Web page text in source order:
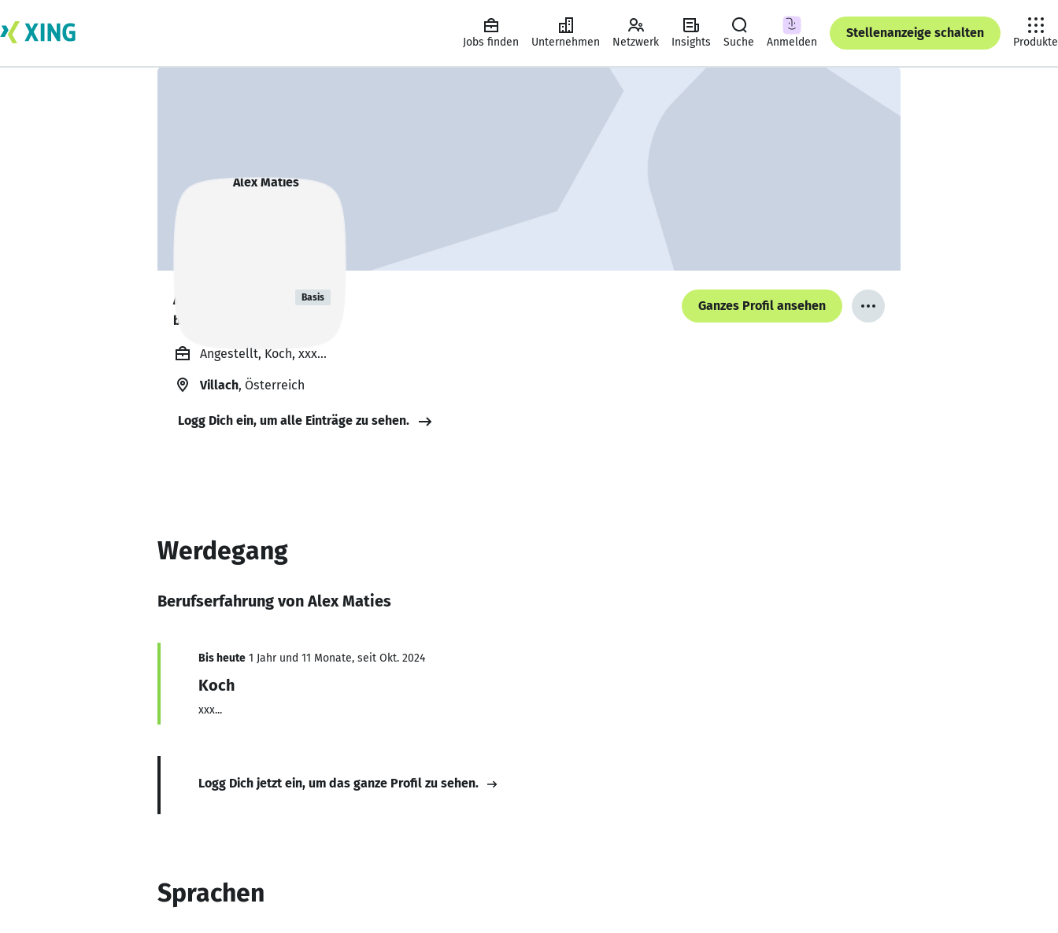
Jobs finden Unternehmen Netzwerk Insights Suche Anmelden
Stellenanzeige schalten
Produkte
Alex Maties Basis
bildet sich zurzeit weiter. 🎓
Ganzes Profil ansehen
Angestellt, Koch, xxx...
Villach, Österreich
Logg Dich ein, um alle Einträge zu sehen.
Werdegang
Berufserfahrung von Alex Maties
Bis heute 1 Jahr und 11 Monate, seit Okt. 2024
Koch
xxx...
Logg Dich jetzt ein, um das ganze Profil zu sehen.
Sprachen